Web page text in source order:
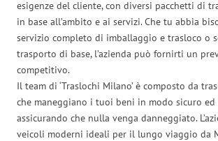
esigenze del cliente, con diversi pacchetti di
in base all’ambito e ai servizi. Che tu abbia
servizio completo di imballaggio e trasloco o
trasporto di base, l’azienda può fornirti un
competitivo.
Il team di ‘Traslochi Milano’ è composto da
che maneggiano i tuoi beni in modo sicuro ed
assicurando che nulla venga danneggiato.
veicoli moderni ideali per il lungo viaggio da